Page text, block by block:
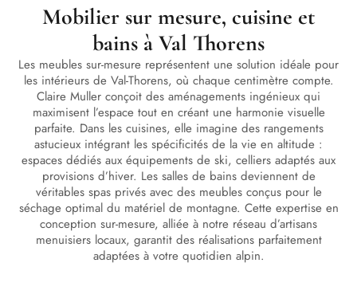
Mobilier sur mesure, cuisine et
bains à Val Thorens
Les meubles sur-mesure représentent une solution idéale pour
les intérieurs de Val-Thorens, où chaque centimètre compte.
Claire Muller conçoit des aménagements ingénieux qui
maximisent l’espace tout en créant une harmonie visuelle
parfaite. Dans les cuisines, elle imagine des rangements
astucieux intégrant les spécificités de la vie en altitude :
espaces dédiés aux équipements de ski, celliers adaptés aux
provisions d’hiver. Les salles de bains deviennent de
véritables spas privés avec des meubles conçus pour le
séchage optimal du matériel de montagne. Cette expertise en
conception sur-mesure, alliée à notre réseau d’artisans
menuisiers locaux, garantit des réalisations parfaitement
adaptées à votre quotidien alpin.